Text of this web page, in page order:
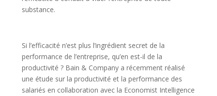
substance.
Si l’efficacité n’est plus l’ingrédient secret de la
performance de l’entreprise, qu’en est-il de la
productivité ? Bain & Company a récemment réalisé
une étude sur la productivité et la performance des
salariés en collaboration avec la Economist Intelligence